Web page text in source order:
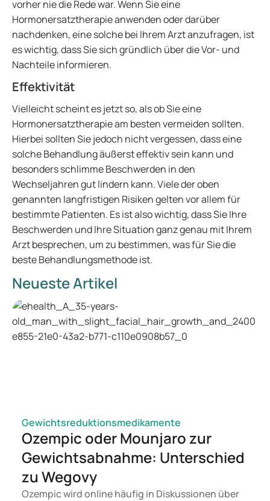
vorher nie die Rede war. Wenn Sie eine
Hormonersatztherapie anwenden oder darüber
nachdenken, eine solche bei Ihrem Arzt anzufragen, ist
es wichtig, dass Sie sich gründlich über die Vor- und
Nachteile informieren.
Effektivität
Vielleicht scheint es jetzt so, als ob Sie eine
Hormonersatztherapie am besten vermeiden sollten.
Hierbei sollten Sie jedoch nicht vergessen, dass eine
solche Behandlung äußerst effektiv sein kann und
besonders schlimme Beschwerden in den
Wechseljahren gut lindern kann. Viele der oben
genannten langfristigen Risiken gelten vor allem für
bestimmte Patienten. Es ist also wichtig, dass Sie Ihre
Beschwerden und Ihre Situation ganz genau mit Ihrem
Arzt besprechen, um zu bestimmen, was für Sie die
beste Behandlungsmethode ist.
Neueste Artikel
Gewichtsreduktionsmedikamente
Ozempic oder Mounjaro zur
Gewichtsabnahme: Unterschied
zu Wegovy
Ozempic wird online häufig in Diskussionen über